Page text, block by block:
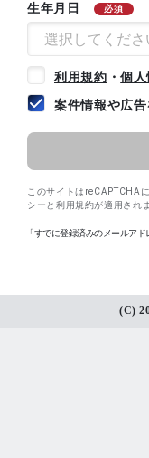
生年月日 必須
利用規約 ・個
案件情報や広
このサイトはreCAPTCHA
シー と 利用規約が適用され
「すでに登録済みのメールア
(C)